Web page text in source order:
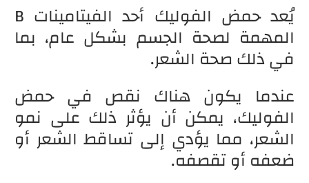
يُعد حمض الفوليك أحد الفيتامينات B
المهمة لصحة الجسم بشكل عام، بما
في ذلك صحة الشعر.
عندما يكون هناك نقص في حمض
الفوليك، يمكن أن يؤثر ذلك على نمو
الشعر، مما يؤدي إلى تساقط الشعر أو
ضعفه أو تقصفه.